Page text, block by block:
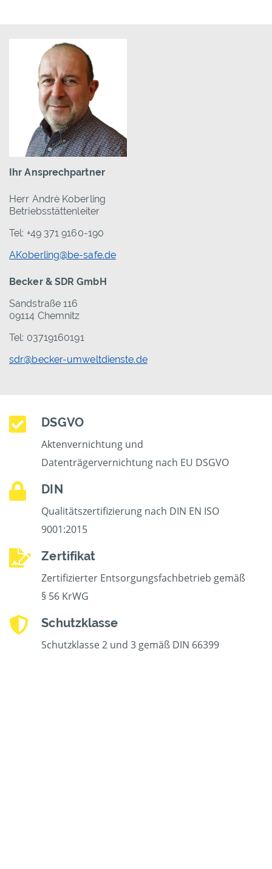
Ihr Ansprechpartner
Herr Andrè Koberling
Betriebsstättenleiter
Tel: +49 371 9160-190
AKoberling@be-safe.de
Becker & SDR GmbH
Sandstraße 116
09114 Chemnitz
Tel: 03719160191
sdr@becker-umweltdienste.de
DSGVO
Aktenvernichtung und
Datenträgervernichtung nach EU DSGVO
DIN
Qualitätszertifizierung nach DIN EN ISO
9001:2015
Zertifikat
Zertifizierter Entsorgungsfachbetrieb gemäß
§ 56 KrWG
Schutzklasse
Schutzklasse 2 und 3 gemäß DIN 66399